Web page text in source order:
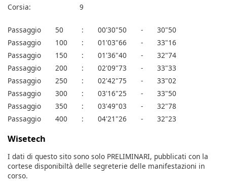
Corsia:
9
Passaggio 50 : 00'30"50 -
30"50
Passaggio
100 : 01'03"66 -
33"16
Passaggio
150 : 01'36"40 -
32"74
Passaggio
200 : 02'09"73 -
33"33
Passaggio
250 : 02'42"75 -
33"02
Passaggio
300 : 03'16"25 -
33"50
Passaggio
350 : 03'49"03 -
32"78
Passaggio
400 : 04'21"26 - 32"23
Wisetech
I dati di questo sito sono solo PRELIMINARI, pubblicati con la
cortese disponibiltà delle segreterie delle manifestazioni in
corso.